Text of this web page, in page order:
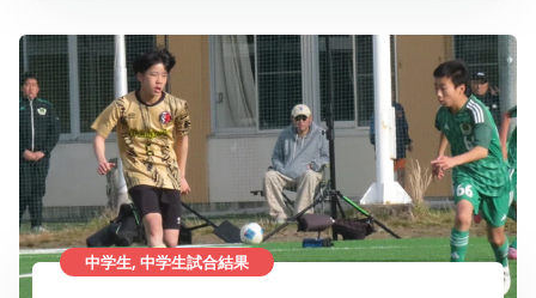
中学生, 中学生試合結果